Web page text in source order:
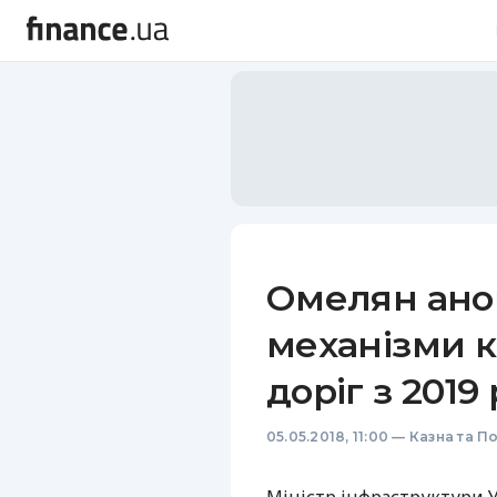
Омелян
механізми
доріг з 2019
05.05.2018, 11:00 — Казна та